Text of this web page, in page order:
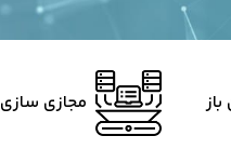
مجازی سازی